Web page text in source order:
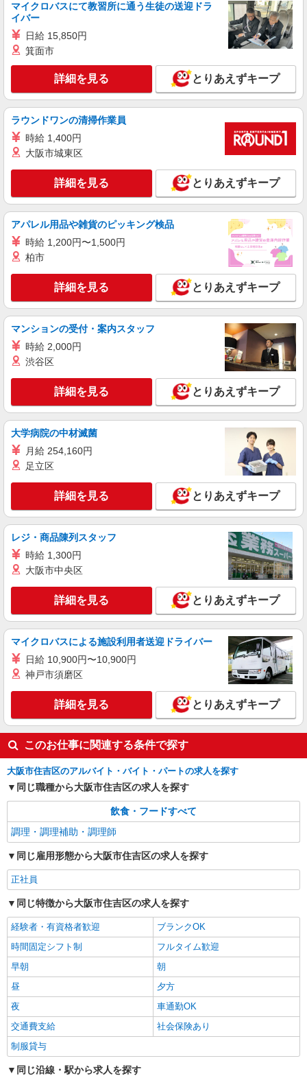
マイクロバスにて教習所に通う生徒の送迎ドラ
イバー
日給 15,850円
箕面市
詳細を見る とりあえずキープ
ラウンドワンの清掃作業員
時給 1,400円
大阪市城東区
詳細を見る とりあえずキープ
アパレル用品や雑貨のピッキング検品
時給 1,200円〜1,500円
柏市
詳細を見る とりあえずキープ
マンションの受付・案内スタッフ
時給 2,000円
渋谷区
詳細を見る とりあえずキープ
大学病院の中材滅菌
月給 254,160円
足立区
詳細を見る とりあえずキープ
レジ・商品陳列スタッフ
時給 1,300円
大阪市中央区
詳細を見る とりあえずキープ
マイクロバスによる施設利用者送迎ドライバー
日給 10,900円〜10,900円
神戸市須磨区
詳細を見る とりあえずキープ
このお仕事に関連する条件で探す
大阪市住吉区のアルバイト・バイト・パートの求人を探す
同じ職種から大阪市住吉区の求人を探す
飲食・フードすべて
調理・調理補助・調理師
同じ雇用形態から大阪市住吉区の求人を探す
正社員
同じ特徴から大阪市住吉区の求人を探す
経験者・有資格者歓迎
ブランクOK
時間固定シフト制
フルタイム歓迎
早朝
朝
昼
夕方
夜
車通勤OK
交通費支給
社会保険あり
制服貸与
同じ沿線・駅から求人を探す